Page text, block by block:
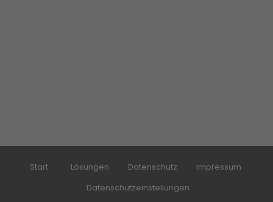
Start Lösungen Datenschutz
Impressum
Datenschutzeinstellungen